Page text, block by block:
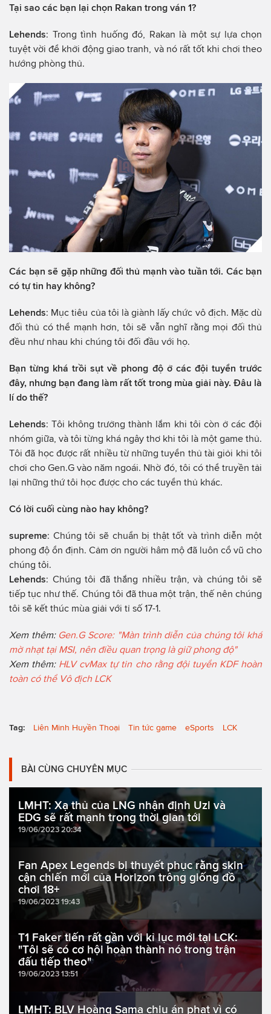
Tại sao các bạn lại chọn Rakan trong ván 1?
Lehends: Trong tình huống đó, Rakan là một sự lựa chọn
tuyệt vời để khởi động giao tranh, và nó rất tốt khi chơi theo
hướng phòng thủ.
Các bạn sẽ gặp những đối thủ mạnh vào tuần tới. Các bạn
có tự tin hay không?
Lehends: Mục tiêu của tôi là giành lấy chức vô địch. Mặc dù
đối thủ có thể mạnh hơn, tôi sẽ vẫn nghĩ rằng mọi đối thủ
đều như nhau khi chúng tôi đối đầu với họ.
Bạn từng khá trồi sụt về phong độ ở các đội tuyển trước
đây, nhưng bạn đang làm rất tốt trong mùa giải này. Đâu là
lí do thế?
Lehends: Tôi không trưởng thành lắm khi tôi còn ở các đội
nhóm giữa, và tôi từng khá ngây thơ khi tôi là một game thủ.
Tôi đã học được rất nhiều từ những tuyển thủ tài giỏi khi tôi
chơi cho Gen.G vào năm ngoái. Nhờ đó, tôi có thể truyền tải
lại những thứ tôi học được cho các tuyển thủ khác.
Có lời cuối cùng nào hay không?
supreme: Chúng tôi sẽ chuẩn bị thật tốt và trình diễn một
phong độ ổn định. Cảm ơn người hâm mộ đã luôn cổ vũ cho
chúng tôi.
Lehends: Chúng tôi đã thắng nhiều trận, và chúng tôi sẽ
tiếp tục như thế. Chúng tôi đã thua một trận, thế nên chúng
tôi sẽ kết thúc mùa giải với tỉ số 17-1.
Xem thêm: Gen.G Score: "Màn trình diễn của chúng tôi khá
mờ nhạt tại MSI, nên điều quan trọng là giữ phong độ"
Xem thêm: HLV cvMax tự tin cho rằng đội tuyển KDF hoàn
toàn có thể Vô địch LCK
Tag: Liên Minh Huyền Thoại Tin tức game eSports LCK
BÀI CÙNG CHUYÊN MỤC
LMHT: Xạ thủ của LNG nhận định Uzi và
EDG sẽ rất mạnh trong thời gian tới
19/06/2023 20:34
Fan Apex Legends bị thuyết phục rằng skin
cận chiến mới của Horizon trông giống đồ
chơi 18+
19/06/2023 19:43
T1 Faker tiến rất gần với kỉ lục mới tại LCK:
"Tôi sẽ có cơ hội hoàn thành nó trong trận
đấu tiếp theo"
19/06/2023 13:51
LMHT: BLV Hoàng Sama chịu án phạt vì có